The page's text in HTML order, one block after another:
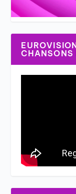
CHANSONS